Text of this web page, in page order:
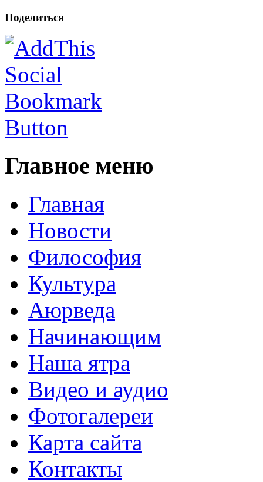
Поделиться
Главное меню
Главная
Новости
Философия
Культура
Аюрведа
Начинающим
Наша ятра
Видео и аудио
Фотогалереи
Карта сайта
Контакты